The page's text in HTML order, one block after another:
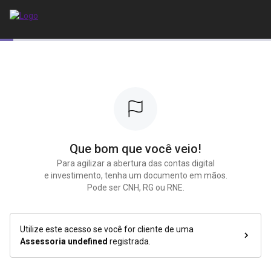
Que bom que você veio!
Para agilizar a abertura das contas digital
e investimento, tenha um documento em mãos.
Pode ser CNH, RG ou RNE.
Utilize este acesso se você for cliente de uma
Assessoria undefined registrada.